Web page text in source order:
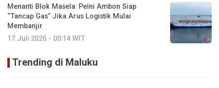
Menanti Blok Masela: Pelni Ambon Siap
“Tancap Gas” Jika Arus Logistik Mulai
Membanjir
17 Juli 2026 - 00:14 WIT
Trending di Maluku